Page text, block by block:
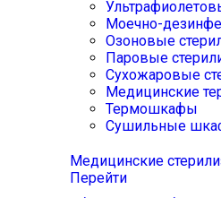
Моечно-
Озоновые
Паровые
Сухожаровые
Медицинские
Термошкафы
Сушильные
Медицинские
Перейти